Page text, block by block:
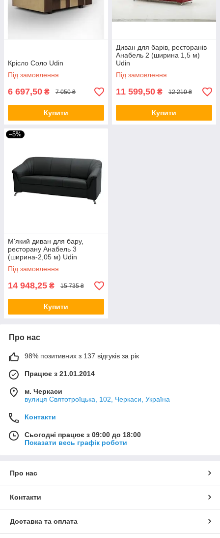
Крісло Соло Udin
Під замовлення
6 697,50 ₴ 7 050 ₴
Купити
Диван для барів, ресторанів
Анабель 2 (ширина 1,5 м)
Udin
Під замовлення
11 599,50 ₴ 12 210 ₴
Купити
–5%
М'який диван для бару,
ресторану Анабель 3
(ширина-2,05 м) Udin
Під замовлення
14 948,25 ₴ 15 735 ₴
Купити
Про нас
98% позитивних з 137 відгуків за рік
Працює з 21.01.2014
м. Черкаси
вулиця Святотроїцька, 102, Черкаси, Україна
Контакти
Сьогодні працює з 09:00 до 18:00
Показати весь графік роботи
Про нас
Контакти
Доставка та оплата